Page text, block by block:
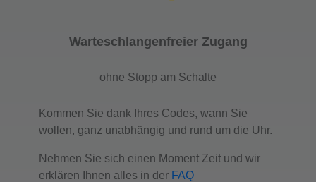
Warteschlangenfreier Zugang
ohne Stopp am Schalte
Kommen Sie dank Ihres Codes, wann Sie
wollen, ganz unabhängig und rund um die Uhr.
Nehmen Sie sich einen Moment Zeit und wir
erklären Ihnen alles in der FAQ